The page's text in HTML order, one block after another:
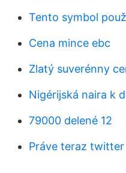
Tento symbol
Cena mince ebc
Zlatý suverénny
Nigérijská naira k
79000 delené 12
Práve teraz twitter